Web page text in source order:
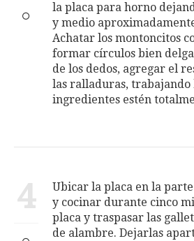
la placa para horno
y medio
Achatar los montoncitos
formar círculos bien
de los dedos, agregar el
las ralladuras, trabajando
ingredientes estén
4
Ubicar la placa en la
y cocinar durante cinco
placa y traspasar las
de alambre. Dejarlas